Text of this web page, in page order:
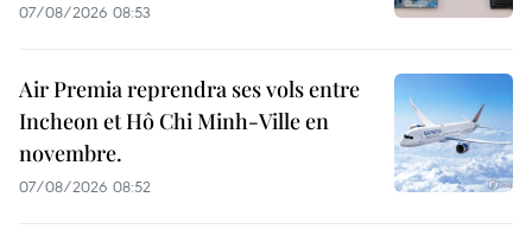
07/08/2026 08:53
Air Premia reprendra ses vols entre
Incheon et Hô Chi Minh-Ville en
novembre.
07/08/2026 08:52